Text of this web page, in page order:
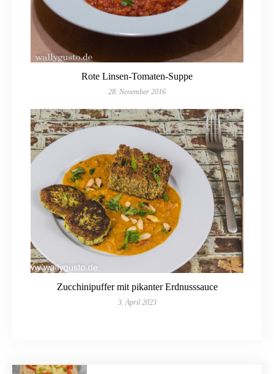
Rote Linsen-Tomaten-Suppe
28. November 2016
Zucchinipuffer mit pikanter Erdnusssauce
3. April 2023